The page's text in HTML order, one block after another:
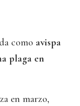
como avispa
plaga en
en marzo,